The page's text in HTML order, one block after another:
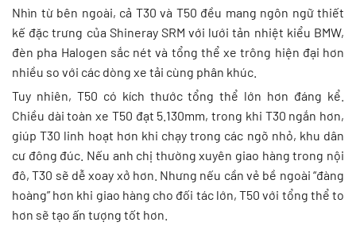
Nhìn từ bên ngoài, cả T30 và T50 đều mang ngôn ngữ thiết
kế đặc trưng của Shineray SRM với lưới tản nhiệt kiểu BMW,
đèn pha Halogen sắc nét và tổng thể xe trông hiện đại hơn
nhiều so với các dòng xe tải cùng phân khúc.
Tuy nhiên, T50 có kích thước tổng thể lớn hơn đáng kể.
Chiều dài toàn xe T50 đạt 5.130mm, trong khi T30 ngắn hơn,
giúp T30 linh hoạt hơn khi chạy trong các ngõ nhỏ, khu dân
cư đông đúc. Nếu anh chị thường xuyên giao hàng trong nội
đô, T30 sẽ dễ xoay xở hơn. Nhưng nếu cần vẻ bề ngoài “đàng
hoàng” hơn khi giao hàng cho đối tác lớn, T50 với tổng thể to
hơn sẽ tạo ấn tượng tốt hơn.